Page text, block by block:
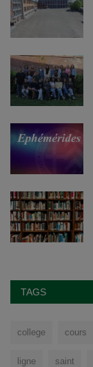
TAGS
college cours
ligne saint